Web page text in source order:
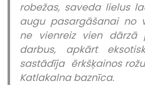
robežas, saveda lielus
augu pasargāšanai no
ne vienreiz vien dārzā
darbus, apkārt
sastādīja ērkšķainos
Katlakalna baznīca.